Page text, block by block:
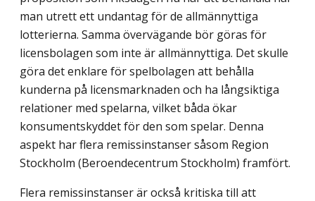
man utrett ett undantag för de allmännyttiga
lotterierna. Samma övervägande bör göras för
licensbolagen som inte är allmännyttiga. Det skulle
göra det enklare för spelbolagen att behålla
kunderna på licensmarknaden och ha långsiktiga
relationer med spelarna, vilket båda ökar
konsumentskyddet för den som spelar. Denna
aspekt har flera remissinstanser såsom Region
Stockholm (Beroendecentrum Stock­holm) framfört.
Flera remissinstanser är också kritiska till att